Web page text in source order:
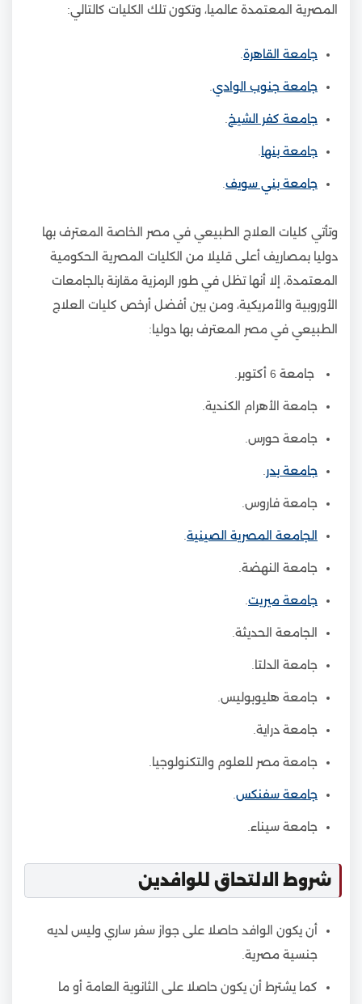
المصرية المعتمدة عالميا، وتكون تلك الكليات كالتالي:
جامعة القاهرة
جامعة جنوب الوادي
جامعة كفر الشيخ
جامعة بنها
جامعة بني سويف
وتأتي كليات العلاج الطبيعي في مصر الخاصة المعترف بها
دوليا بمصاريف أعلى قليلا من الكليات المصرية الحكومية
المعتمدة، إلا أنها تظل في طور الرمزية مقارنة بالجامعات
الأوروبية والأمريكية، ومن بين أفضل أرخص كليات العلاج
الطبيعي في مصر المعترف بها دوليا:
جامعة 6 أكتوبر.
جامعة الأهرام الكندية.
جامعة حورس.
جامعة بدر
جامعة فاروس.
الجامعة المصرية الصينية
جامعة النهضة.
جامعة ميريت
الجامعة الحديثة.
جامعة الدلتا.
جامعة هليوبوليس.
جامعة دراية.
جامعة مصر للعلوم والتكنولوجيا.
جامعة سفنكس
جامعة سيناء.
شروط الالتحاق للوافدين
أن يكون الوافد حاصلا على جواز سفر ساري وليس لديه
جنسية مصرية.
كما يشترط أن يكون حاصلا على الثانوية العامة أو ما